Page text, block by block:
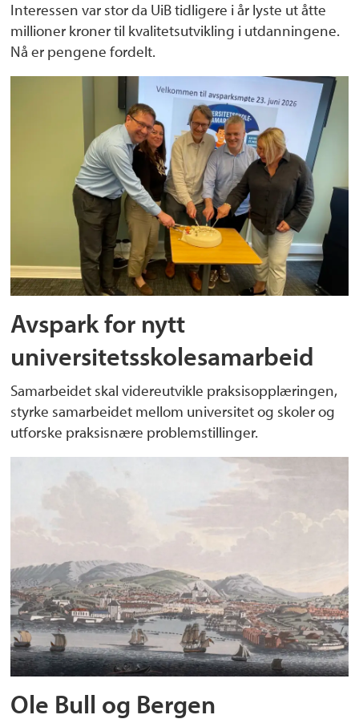
Interessen var stor da UiB tidligere i år lyste ut åtte
millioner kroner til kvalitetsutvikling i utdanningene.
Nå er pengene fordelt.
Avspark for nytt
universitetsskolesamarbeid
Samarbeidet skal videreutvikle praksisopplæringen,
styrke samarbeidet mellom universitet og skoler og
utforske praksisnære problemstillinger.
Ole Bull og Bergen